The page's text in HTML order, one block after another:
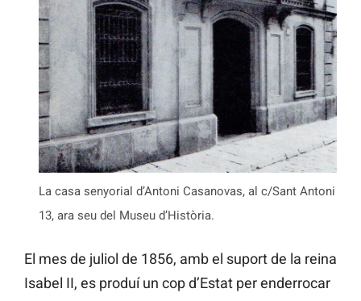
La casa senyorial d’Antoni Casanovas, al c/Sant Antoni
13, ara seu del Museu d’Història.
El mes de juliol de 1856, amb el suport de la reina
Isabel II, es produí un cop d’Estat per enderrocar